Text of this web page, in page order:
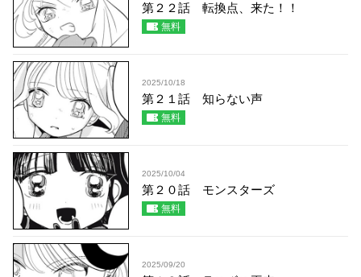
第２２話 転換点、来た！！
無料
2025/10/18
第２１話 知らない声
無料
2025/10/04
第２０話 モンスターズ
無料
2025/09/20